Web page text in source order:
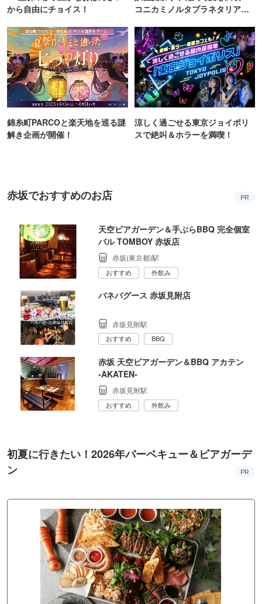
から自由にチョイス！
コニカミノルタプラネタリア
錦糸町PARCOと楽天地を巡る謎
解き企画が開催！
涼しく過ごせる東京ジョイポリ
スで絶叫＆ホラーを満喫！
赤坂でおすすめのお店 PR
天空ビアガーデン＆手ぶらBBQ 完全個室
バル TOMBOY 赤坂店
赤坂(東京都)駅
おすすめ 外飲み
バネバグース 赤坂見附店
赤坂見附駅
おすすめ BBQ
赤坂 天空ビアガーデン＆BBQ アカテン
‐AKATEN‐
赤坂見附駅
おすすめ 外飲み
初夏に行きたい！2026年バーベキュー＆ビアガーデ
ン
PR